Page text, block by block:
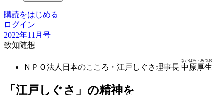
購読をはじめる
ログイン
2022年11月号
致知随想
ＮＰＯ法人日本のこころ・江戸しぐさ理事長 中原厚生
なかはら・あつお
「江戸しぐさ」の精神を